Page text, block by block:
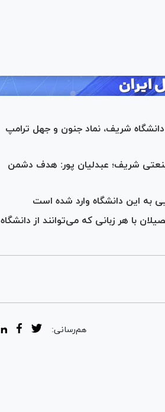
شریف، نماد جنون و جهل ترامپ
صنعتی شریف؛ عبدلیان پور: هدف دشمن
این دانشگاه وارد شده است
با هر زبانی که می‌توانند از دانشگاه
هم‌رسانی: